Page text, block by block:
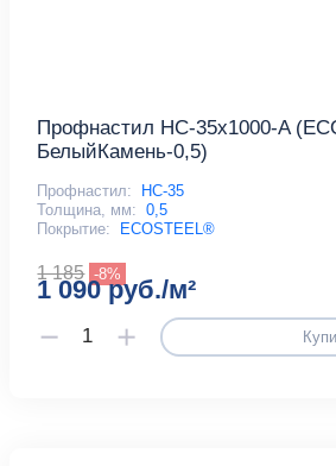
Профнастил НС-35x1000-A
БелыйКамень-0,5)
Профнастил:
НС-35
Толщина, мм: 0,5
Покрытие:
ECOSTEEL®
1 185 -8%
1 090 руб./м²